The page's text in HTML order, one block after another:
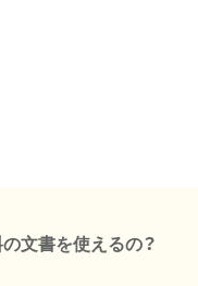
文書を使えるの？